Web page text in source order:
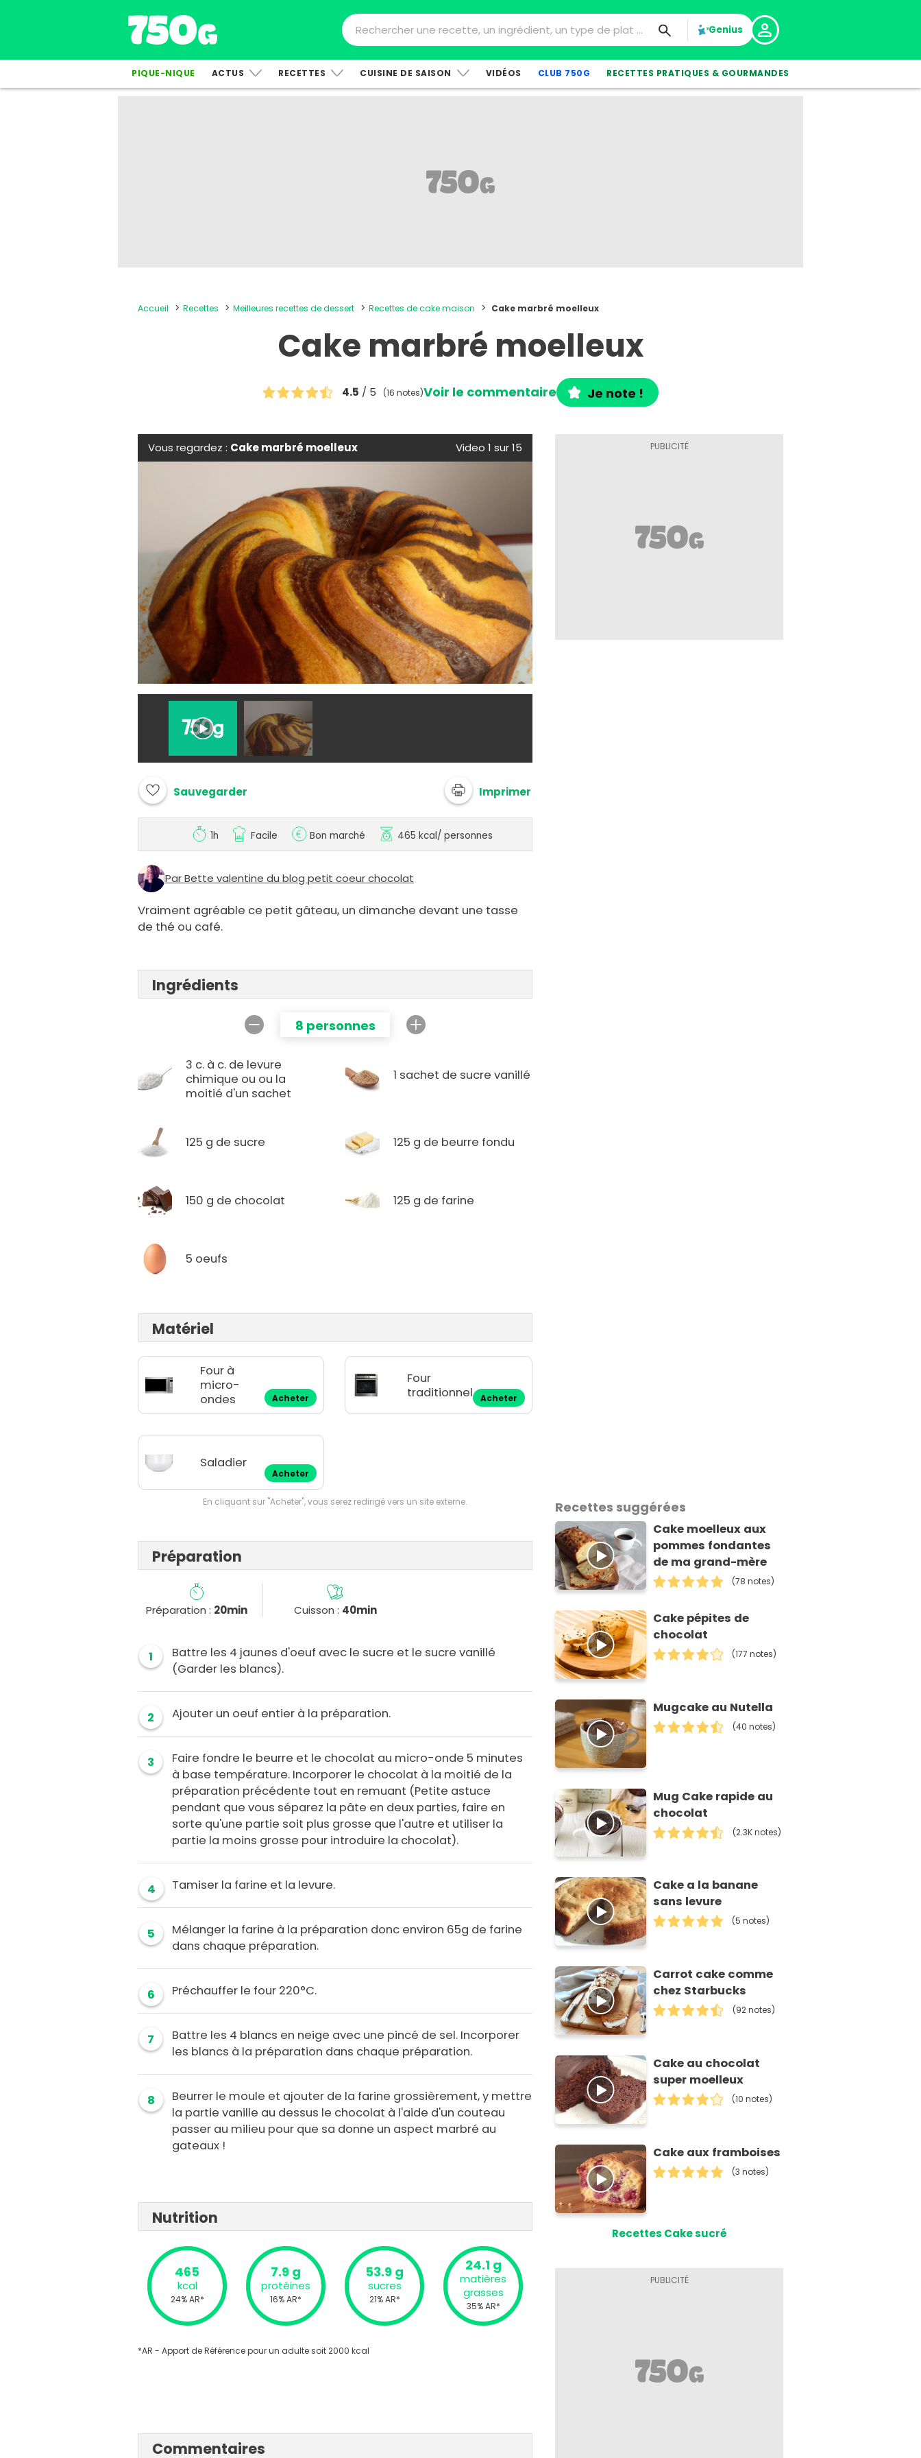
Genius
PIQUE-NIQUE ACTUS RECETTES CUISINE DE SAISON VIDÉOS CLUB 750G RECETTES PRATIQUES & GOURMANDES
Accueil Recettes Meilleures recettes de dessert Recettes de cake maison Cake marbré moelleux
Cake marbré moelleux
4.5 / 5 (16 notes)Voir le commentaire Je note !
Vous regardez : Cake marbré moelleux Video 1 sur 15
Sauvegarder Imprimer
1h Facile Bon marché 465 kcal/ personnes
Par Bette valentine du blog petit coeur chocolat
Vraiment agréable ce petit gâteau, un dimanche devant une tasse
de thé ou café.
Ingrédients
8 personnes
3 c. à c. de levure
chimique ou ou la
moitié d'un sachet
1 sachet de sucre vanillé
125 g de sucre 125 g de beurre fondu
150 g de chocolat 125 g de farine
5 oeufs
Matériel
Four à
micro-
ondes
Acheter
Four
traditionnel
Acheter
Saladier
Acheter
En cliquant sur "Acheter", vous serez redirigé vers un site externe.
Préparation
Préparation : 20min Cuisson : 40min
1
Battre les 4 jaunes d'oeuf avec le sucre et le sucre vanillé
(Garder les blancs).
2 Ajouter un oeuf entier à la préparation.
3
Faire fondre le beurre et le chocolat au micro-onde 5 minutes
à base température. Incorporer le chocolat à la moitié de la
préparation précédente tout en remuant (Petite astuce
pendant que vous séparez la pâte en deux parties, faire en
sorte qu'une partie soit plus grosse que l'autre et utiliser la
partie la moins grosse pour introduire la chocolat).
4 Tamiser la farine et la levure.
5
Mélanger la farine à la préparation donc environ 65g de farine
dans chaque préparation.
6 Préchauffer le four 220°C.
7
Battre les 4 blancs en neige avec une pincé de sel. Incorporer
les blancs à la préparation dans chaque préparation.
8
Beurrer le moule et ajouter de la farine grossièrement, y mettre
la partie vanille au dessus le chocolat à l'aide d'un couteau
passer au milieu pour que sa donne un aspect marbré au
gateaux !
Nutrition
465
kcal
24% AR*
7.9 g
protéines
16% AR*
53.9 g
sucres
21% AR*
24.1 g
matières
grasses
35% AR*
*AR - Apport de Référence pour un adulte soit 2000 kcal
Commentaires
Recettes suggérées
Cake moelleux aux
pommes fondantes
de ma grand-mère
(78 notes)
Cake pépites de
chocolat
(177 notes)
Mugcake au Nutella
(40 notes)
Mug Cake rapide au
chocolat
(2.3K notes)
Cake a la banane
sans levure
(5 notes)
Carrot cake comme
chez Starbucks
(92 notes)
Cake au chocolat
super moelleux
(10 notes)
Cake aux framboises
(3 notes)
Recettes Cake sucré